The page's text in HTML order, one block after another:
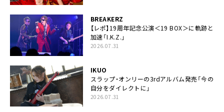
BREAKERZ
【レポ】19周年記念公演＜19 BOX＞に軌跡と
加速「I.K.Z.」
2026.07.31
IKUO
スラップ・オンリーの3rdアルバム発売「今の
自分をダイレクトに」
2026.07.31